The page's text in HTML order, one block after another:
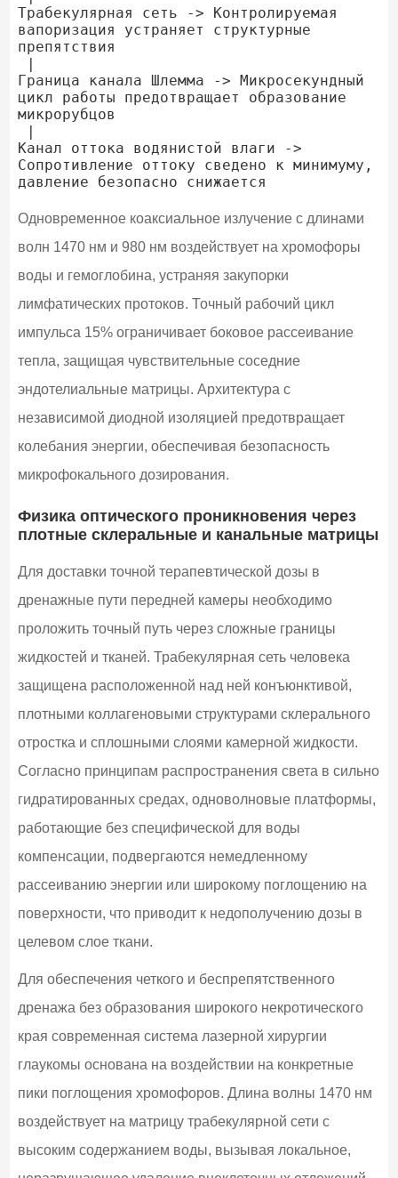
Трабекулярная сеть -> Контролируемая
вапоризация устраняет структурные
препятствия
Граница канала Шлемма -> Микросекундный
цикл работы предотвращает образование
микрорубцов
Канал оттока водянистой влаги ->
Сопротивление оттоку сведено к минимуму,
Одновременное коаксиальное излучение с длинами
волн 1470 нм и 980 нм воздействует на хромофоры
воды и гемоглобина, устраняя закупорки
лимфатических протоков. Точный рабочий цикл
импульса 15% ограничивает боковое рассеивание
тепла, защищая чувствительные соседние
эндотелиальные матрицы. Архитектура с
независимой диодной изоляцией предотвращает
колебания энергии, обеспечивая безопасность
микрофокального дозирования.
Физика оптического проникновения через
плотные склеральные и канальные матрицы
Для доставки точной терапевтической дозы в
дренажные пути передней камеры необходимо
проложить точный путь через сложные границы
жидкостей и тканей. Трабекулярная сеть человека
защищена расположенной над ней конъюнктивой,
плотными коллагеновыми структурами склерального
отростка и сплошными слоями камерной жидкости.
Согласно принципам распространения света в сильно
гидратированных средах, одноволновые платформы,
работающие без специфической для воды
компенсации, подвергаются немедленному
рассеиванию энергии или широкому поглощению на
поверхности, что приводит к недополучению дозы в
целевом слое ткани.
Для обеспечения четкого и беспрепятственного
дренажа без образования широкого некротического
края современная система лазерной хирургии
глаукомы основана на воздействии на конкретные
пики поглощения хромофоров. Длина волны 1470 нм
воздействует на матрицу трабекулярной сети с
высоким содержанием воды, вызывая локальное,